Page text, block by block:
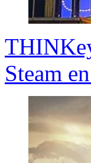
Steam